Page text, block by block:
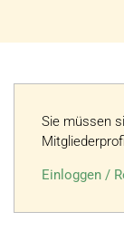
Sie müssen
Einloggen /